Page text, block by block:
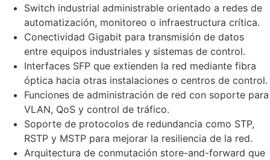
Switch industrial administrable orientado a redes de
automatización, monitoreo o infraestructura crítica.
Conectividad Gigabit para transmisión de datos
entre equipos industriales y sistemas de control.
Interfaces SFP que extienden la red mediante fibra
óptica hacia otras instalaciones o centros de control.
Funciones de administración de red con soporte para
VLAN, QoS y control de tráfico.
Soporte de protocolos de redundancia como STP,
RSTP y MSTP para mejorar la resiliencia de la red.
Arquitectura de conmutación store-and-forward que